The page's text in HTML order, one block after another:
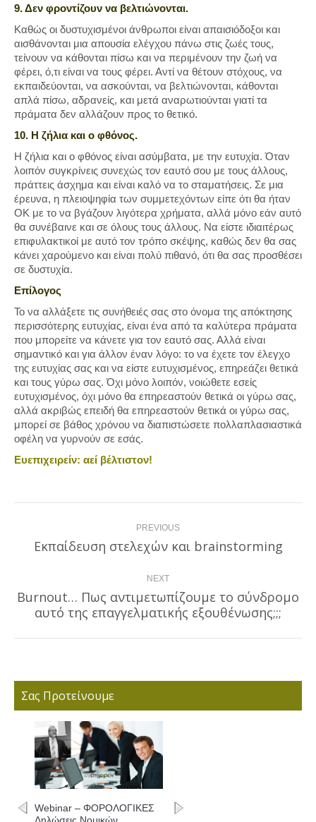
9. Δεν φροντίζουν να βελτιώνονται.
Καθώς οι δυστυχισμένοι άνθρωποι είναι απαισιόδοξοι και
αισθάνονται μια απουσία ελέγχου πάνω στις ζωές τους,
τείνουν να κάθονται πίσω και να περιμένουν την ζωή να
φέρει, ό,τι είναι να τους φέρει. Αντί να θέτουν στόχους, να
εκπαιδεύονται, να ασκούνται, να βελτιώνονται, κάθονται
απλά πίσω, αδρανείς, και μετά αναρωτιούνται γιατί τα
πράματα δεν αλλάζουν προς το θετικό.
10. Η ζήλια και ο φθόνος.
Η ζήλια και ο φθόνος είναι ασύμβατα, με την ευτυχία. Όταν
λοιπόν συγκρίνεις συνεχώς τον εαυτό σου με τους άλλους,
πράττεις άσχημα και είναι καλό να το σταματήσεις. Σε μια
έρευνα, η πλειοψηφία των συμμετεχόντων είπε ότι θα ήταν
ΟΚ με το να βγάζουν λιγότερα χρήματα, αλλά μόνο εάν αυτό
θα συνέβαινε και σε όλους τους άλλους. Να είστε ιδιαιτέρως
επιφυλακτικοί με αυτό τον τρόπο σκέψης, καθώς δεν θα σας
κάνει χαρούμενο και είναι πολύ πιθανό, ότι θα σας προσθέσει
σε δυστυχία.
Επίλογος
Το να αλλάξετε τις συνήθειές σας στο όνομα της απόκτησης
περισσότερης ευτυχίας, είναι ένα από τα καλύτερα πράματα
που μπορείτε να κάνετε για τον εαυτό σας. Αλλά είναι
σημαντικό και για άλλον έναν λόγο: το να έχετε τον έλεγχο
της ευτυχίας σας και να είστε ευτυχισμένος, επηρεάζει θετικά
και τους γύρω σας. Όχι μόνο λοιπόν, νοιώθετε εσείς
ευτυχισμένος, όχι μόνο θα επηρεαστούν θετικά οι γύρω σας,
αλλά ακριβώς επειδή θα επηρεαστούν θετικά οι γύρω σας,
μπορεί σε βάθος χρόνου να διαπιστώσετε πολλαπλασιαστικά
οφέλη να γυρνούν σε εσάς.
Ευεπιχειρείν: αεί βέλτιστον!
navigation PREVIOUS
Previous
Εκπαίδευση στελεχών και brainstorming
NEXT
Next
post:
Burnout… Πως αντιμετωπίζουμε το σύνδρομο
αυτό της επαγγελματικής εξουθένωσης;;;
Σας Προτείνουμε
Webinar – ΦΟΡΟΛΟΓΙΚΕΣ
Δηλώσεις Νομικών